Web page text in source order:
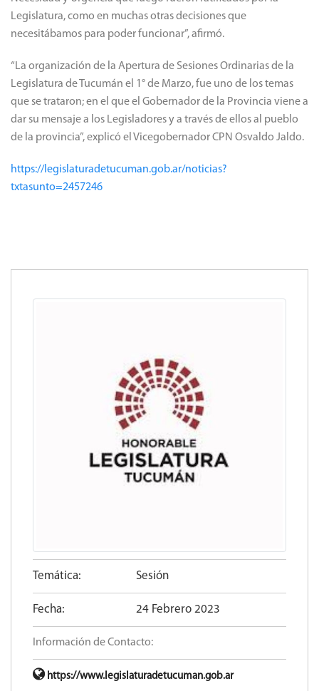
Legislatura, como en muchas otras decisiones que
necesitábamos para poder funcionar”, afirmó.
“La organización de la Apertura de Sesiones Ordinarias de la
Legislatura de Tucumán el 1° de Marzo, fue uno de los temas
que se trataron; en el que el Gobernador de la Provincia viene a
dar su mensaje a los Legisladores y a través de ellos al pueblo
de la provincia”, explicó el Vicegobernador CPN Osvaldo Jaldo.
https://legislaturadetucuman.gob.ar/noticias?
txtasunto=2457246
Temática: Sesión
Fecha: 24 Febrero 2023
Información de Contacto:
https://www.legislaturadetucuman.gob.ar